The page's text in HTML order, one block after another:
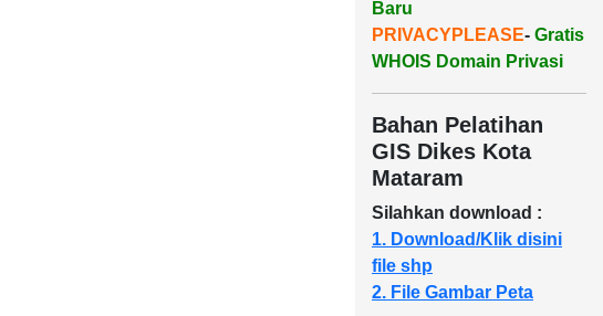
Baru
PRIVACYPLEASE- Gratis
WHOIS Domain Privasi
Bahan Pelatihan
GIS Dikes Kota
Mataram
Silahkan download :
1. Download/Klik disini
file shp
2. File Gambar Peta